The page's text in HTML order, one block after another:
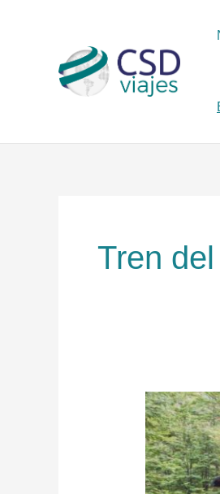
Tren
Visitar
el
Tren
del
Fin